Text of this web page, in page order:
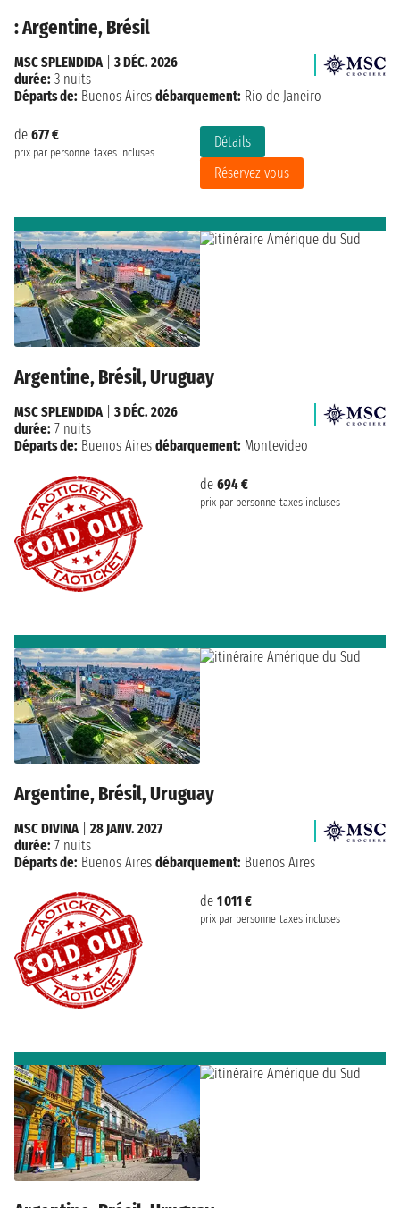
: Argentine, Brésil
de 677 €
prix par personne taxes incluses
Détails
Réservez-vous
MSC SPLENDIDA| 3 DÉC. 2026
durée: 3 nuits
Départs de: Buenos Aires débarquement: Rio de Janeiro
Argentine, Brésil, Uruguay
de 694 €
prix par personne taxes incluses
MSC SPLENDIDA
3 DÉC. 2026
durée: 7 nuits
Départs de: Buenos Aires débarquement: Montevideo
Argentine, Brésil, Uruguay
de 1 011 €
prix par personne taxes incluses
MSC DIVINA| 28 JANV. 2027
durée: 7 nuits
Départs de: Buenos Aires débarquement: Buenos Aires